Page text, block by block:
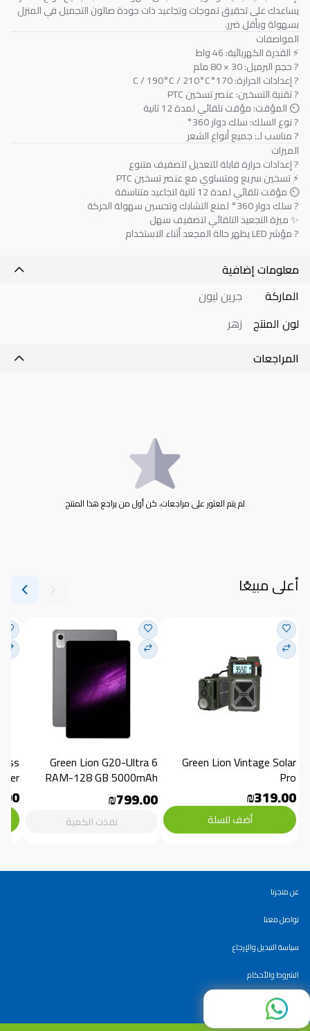
يساعدك على تحقيق تموجات وتجاعيد ذات جودة صالون التجميل في المنزل
بسهولة وبأقل ضرر.
المواصفات
⚡ القدرة الكهربائية: 46 واط
? حجم البرميل: 30 × 80 ملم
?️ إعدادات الحرارة: 170°C / 190°C / 210°C
? تقنية التسخين: عنصر تسخين PTC
⏲️ المؤقت: مؤقت تلقائي لمدة 12 ثانية
? نوع السلك: سلك دوار 360°
? مناسب لـ: جميع أنواع الشعر
الميزات
?️ إعدادات حرارة قابلة للتعديل لتصفيف متنوع
⚡ تسخين سريع ومتساوي مع عنصر تسخين PTC
⏲️ مؤقت تلقائي لمدة 12 ثانية لتجاعيد متناسقة
? سلك دوار 360° لمنع التشابك وتحسين سهولة الحركة
✨ ميزة التجعيد التلقائي لتصفيف سهل
? مؤشر LED يظهر حالة المجعد أثناء الاستخدام
معلومات إضافية
الماركة
جرين ليون
لون المنتج زهر
المراجعات
لم يتم العثور على مراجعات، كن أول من يراجع هذا المنتج
أعلى مبيعًا
Pro
₪319.00
أضف للسلة
RAM-128 GB 5000mAh
₪799.00
نفذت الكمية
عن متجرنا
تواصل معنا
سياسة التبديل والإرجاع
الشروط والأحكام
سياسة الاستخدام